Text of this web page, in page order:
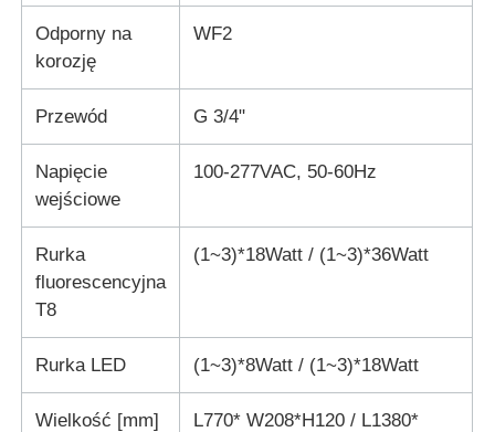
Odporny na
korozję
WF2
Przewód G 3/4"
Napięcie
wejściowe
100-277VAC, 50-60Hz
Rurka
fluorescencyjna
T8
(1~3)*18Watt / (1~3)*36Watt
Rurka LED (1~3)*8Watt / (1~3)*18Watt
Wielkość [mm]
L770* W208*H120 / L1380*